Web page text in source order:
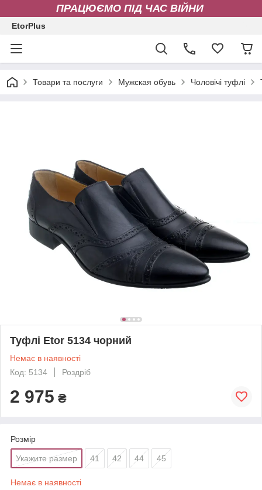
ПРАЦЮЄМО ПІД ЧАС ВІЙНИ
EtorPlus
Товари та послуги Мужская обувь Чоловічі туфлі
Туфлі Еtor 5134 чорний
Немає в наявності
Код: 5134
Роздріб
2 975 ₴
Розмір
Укажите размер 41 42 44 45
Немає в наявності